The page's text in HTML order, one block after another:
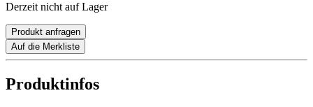
Derzeit nicht auf Lager
Produkt anfragen
Auf die Merkliste
Produktinfos